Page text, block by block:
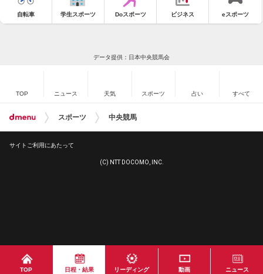
TOP 日程・結果 リーディング 動画 ニュース
自転車 学生スポーツ Doスポーツ ビジネス eスポーツ
データ提供：日本中央競馬会
TOP ニュース 天気 スポーツ 占い すべて
スポーツ 中央競馬
サイトご利用にあたって
(C) NTT DOCOMO, INC.